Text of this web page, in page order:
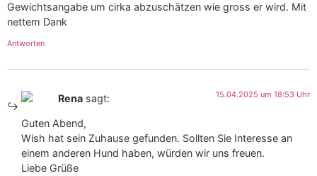
Gewichtsangabe um cirka abzuschätzen wie gross er wird. Mit
nettem Dank
Antworten
Rena sagt: 15.04.2025 um 18:53 Uhr
Guten Abend,
Wish hat sein Zuhause gefunden. Sollten Sie Interesse an
einem anderen Hund haben, würden wir uns freuen.
Liebe Grüße